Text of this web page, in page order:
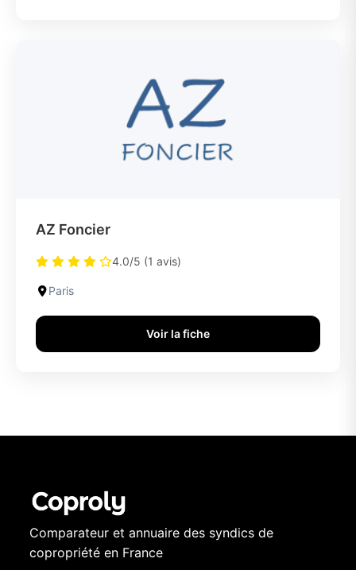
AZ Foncier
4.0/5 (1 avis)
Paris
Voir la fiche
Comparateur et annuaire des syndics de
copropriété en France